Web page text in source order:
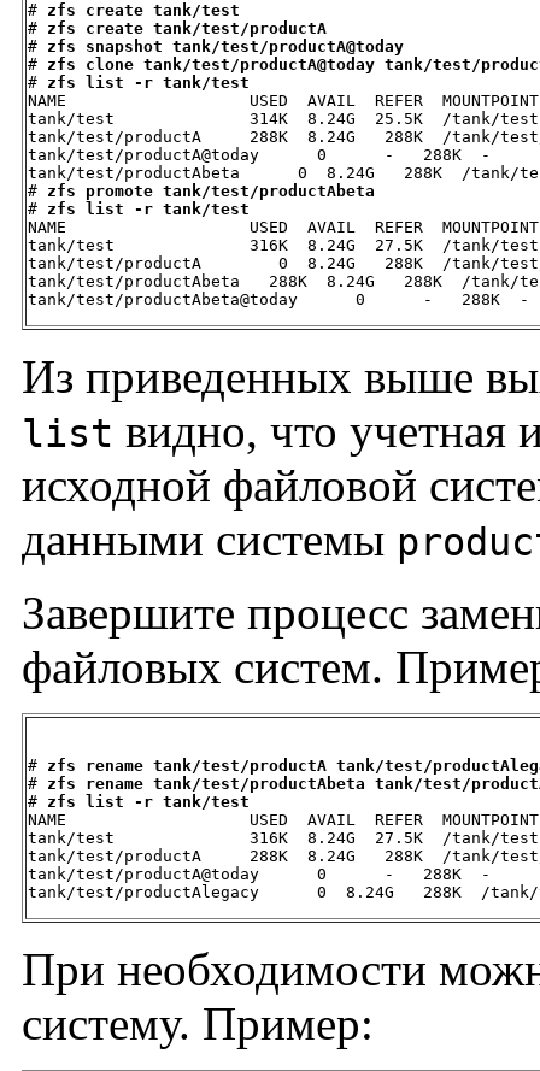
# zfs create tank/test
# zfs create tank/test/productA
# zfs snapshot tank/test/productA@today
# zfs clone tank/test/productA@today tank/test/
# zfs list -r tank/test
NAME                   USED  AVAIL  REFER  MOUNTPOINT
tank/test              314K  8.24G  25.5K  /tank/test
tank/test/productA     288K  8.24G   288K  /tank/
tank/test/productA@today      0      -   288K  -
tank/test/productAbeta      0  8.24G   288K  /tank/
# zfs promote tank/test/productAbeta
# zfs list -r tank/test
NAME                   USED  AVAIL  REFER  MOUNTPOINT
tank/test              316K  8.24G  27.5K  /tank/test
tank/test/productA        0  8.24G   288K  /tank/test/
tank/test/productAbeta   288K  8.24G   288K  /tank/
tank/test/productAbeta@today      0      -   288K  -
Из приведенных выше
list видно, что учетная
исходной файловой
данными системы
Завершите процесс
файловых систем.
# zfs rename tank/test/productA tank/test/
# zfs rename tank/test/productAbeta tank/test/
# zfs list -r tank/test
NAME                   USED  AVAIL  REFER  MOUNTPOINT
tank/test              316K  8.24G  27.5K  /tank/test
tank/test/productA     288K  8.24G   288K  /tank/
tank/test/productA@today      0      -   288K  -
tank/test/productAlegacy      0  8.24G   288K  /tank/
При необходимости
систему. Пример: